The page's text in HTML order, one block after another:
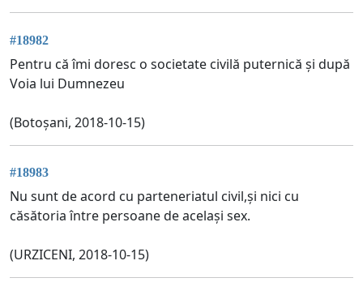
#18982
Pentru că îmi doresc o societate civilă puternică și după
Voia lui Dumnezeu
(Botoșani, 2018-10-15)
#18983
Nu sunt de acord cu parteneriatul civil,și nici cu
căsătoria între persoane de același sex.
(URZICENI, 2018-10-15)